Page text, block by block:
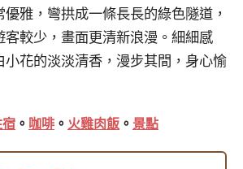
雅，彎拱成一條長長的綠色隧道，
客較少，畫面更清新浪漫。細細感
小花的淡淡清香，漫步其間，身心愉
宿 。 咖啡 。 火雞肉飯 。 景點